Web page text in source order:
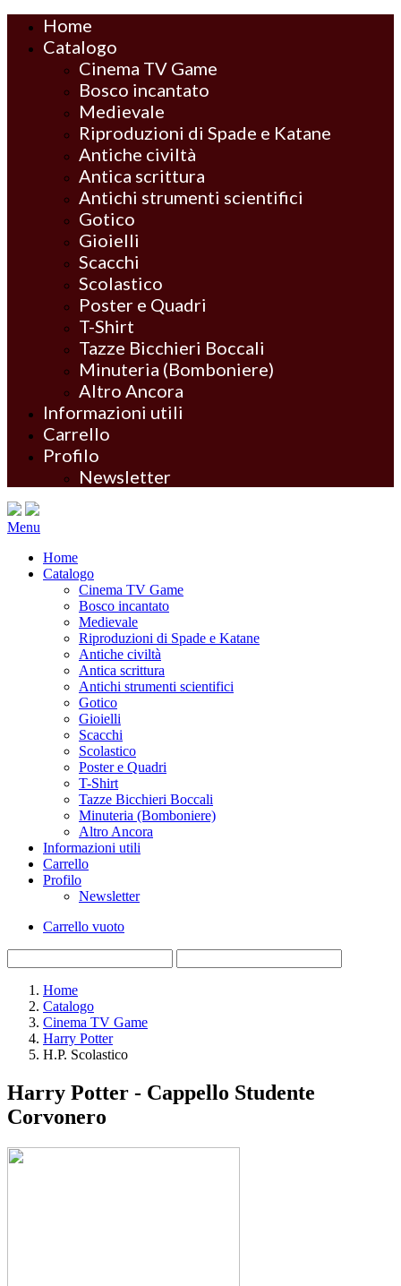
Home
Catalogo
Cinema TV Game
Bosco incantato
Medievale
Riproduzioni di Spade e Katane
Antiche civiltà
Antica scrittura
Antichi strumenti scientifici
Gotico
Gioielli
Scacchi
Scolastico
Poster e Quadri
T-Shirt
Tazze Bicchieri Boccali
Minuteria (Bomboniere)
Altro Ancora
Informazioni utili
Carrello
Profilo
Newsletter
Menu
Home
Catalogo
Cinema TV Game
Bosco incantato
Medievale
Riproduzioni di Spade e Katane
Antiche civiltà
Antica scrittura
Antichi strumenti scientifici
Gotico
Gioielli
Scacchi
Scolastico
Poster e Quadri
T-Shirt
Tazze Bicchieri Boccali
Minuteria (Bomboniere)
Altro Ancora
Informazioni utili
Carrello
Profilo
Newsletter
Carrello vuoto
Home
Catalogo
Cinema TV Game
Harry Potter
H.P. Scolastico
Harry Potter - Cappello Studente
Corvonero